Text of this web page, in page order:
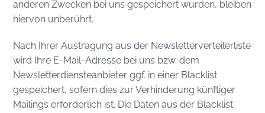
anderen Zwecken bei uns gespeichert wurden, bleiben
hiervon unberührt.
Nach Ihrer Austragung aus der Newsletterverteilerliste
wird Ihre E-Mail-Adresse bei uns bzw. dem
Newsletterdiensteanbieter ggf. in einer Blacklist
gespeichert, sofern dies zur Verhinderung künftiger
Mailings erforderlich ist. Die Daten aus der Blacklist